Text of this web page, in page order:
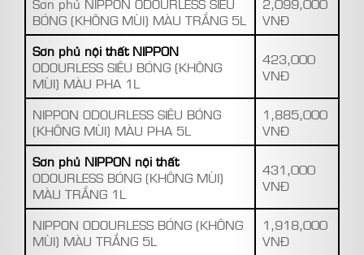
BÓNG (KHÔNG MÙI) MÀU TRẮNG 5L
VNĐ
Sơn phủ nội thất NIPPON
ODOURLESS SIÊU BÓNG (KHÔNG
MÙI) MÀU PHA 1L
423,000
VNĐ
NIPPON ODOURLESS SIÊU BÓNG
(KHÔNG MÙI) MÀU PHA 5L
1,885,000
VNĐ
Sơn phủ NIPPON nội thất
ODOURLESS BÓNG (KHÔNG MÙI)
MÀU TRẮNG 1L
431,000
VNĐ
NIPPON ODOURLESS BÓNG (KHÔNG
MÙI) MÀU TRẮNG 5L
1,918,000
VNĐ